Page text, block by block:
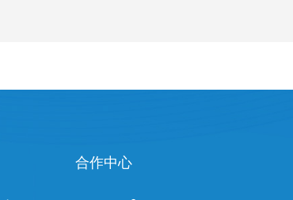
合作中心